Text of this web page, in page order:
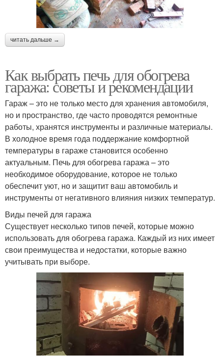
читать дальше →
Как выбрать печь для обогрева
гаража: советы и рекомендации
Гараж – это не только место для хранения автомобиля,
но и пространство, где часто проводятся ремонтные
работы, хранятся инструменты и различные материалы.
В холодное время года поддержание комфортной
температуры в гараже становится особенно
актуальным. Печь для обогрева гаража – это
необходимое оборудование, которое не только
обеспечит уют, но и защитит ваш автомобиль и
инструменты от негативного влияния низких температур.
Виды печей для гаража
Существует несколько типов печей, которые можно
использовать для обогрева гаража. Каждый из них имеет
свои преимущества и недостатки, которые важно
учитывать при выборе.